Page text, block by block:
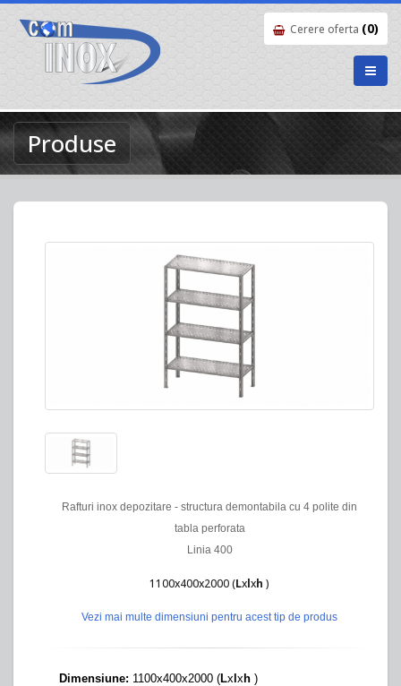
Cerere oferta (0)
Produse
Rafturi inox depozitare - structura demontabila cu 4 polite din
tabla perforata
Linia 400
1100x400x2000 (Lxlxh )
Vezi mai multe dimensiuni pentru acest tip de produs
Dimensiune: 1100x400x2000 (Lxlxh )